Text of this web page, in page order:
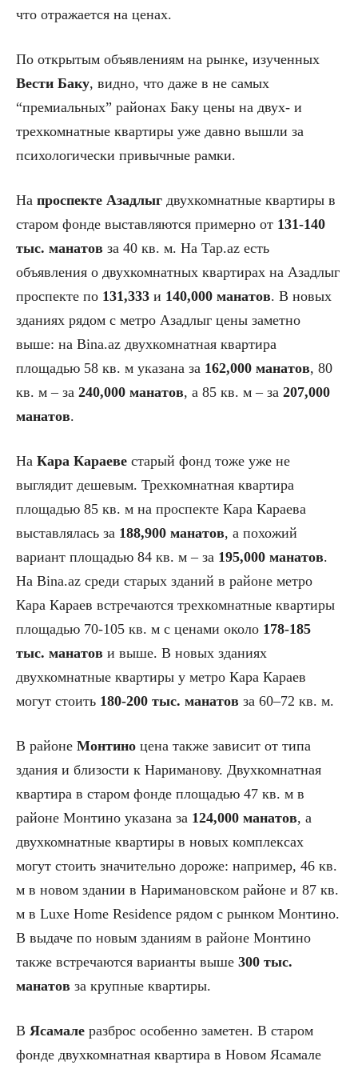
что отражается на ценах.
По открытым объявлениям на рынке, изученных
Вести Баку, видно, что даже в не самых
“премиальных” районах Баку цены на двух- и
трехкомнатные квартиры уже давно вышли за
психологически привычные рамки.
На проспекте Азадлыг двухкомнатные квартиры в
старом фонде выставляются примерно от 131-140
тыс. манатов за 40 кв. м. На Tap.az есть
объявления о двухкомнатных квартирах на Азадлыг
проспекте по 131,333 и 140,000 манатов. В новых
зданиях рядом с метро Азадлыг цены заметно
выше: на Bina.az двухкомнатная квартира
площадью 58 кв. м указана за 162,000 манатов, 80
кв. м – за 240,000 манатов, а 85 кв. м – за 207,000
манатов.
На Кара Караеве старый фонд тоже уже не
выглядит дешевым. Трехкомнатная квартира
площадью 85 кв. м на проспекте Кара Караева
выставлялась за 188,900 манатов, а похожий
вариант площадью 84 кв. м – за 195,000 манатов.
На Bina.az среди старых зданий в районе метро
Кара Караев встречаются трехкомнатные квартиры
площадью 70-105 кв. м с ценами около 178-185
тыс. манатов и выше. В новых зданиях
двухкомнатные квартиры у метро Кара Караев
могут стоить 180-200 тыс. манатов за 60–72 кв. м.
В районе Монтино цена также зависит от типа
здания и близости к Нариманову. Двухкомнатная
квартира в старом фонде площадью 47 кв. м в
районе Монтино указана за 124,000 манатов, а
двухкомнатные квартиры в новых комплексах
могут стоить значительно дороже: например, 46 кв.
м в новом здании в Наримановском районе и 87 кв.
м в Luxe Home Residence рядом с рынком Монтино.
В выдаче по новым зданиям в районе Монтино
также встречаются варианты выше 300 тыс.
манатов за крупные квартиры.
В Ясамале разброс особенно заметен. В старом
фонде двухкомнатная квартира в Новом Ясамале